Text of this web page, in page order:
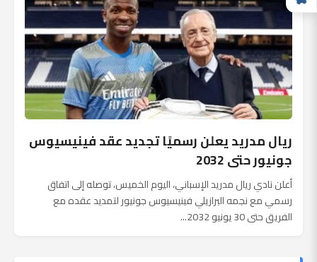
ريال مدريد يعلن رسميًا تجديد عقد فينيسيوس
جونيور حتى 2032
أعلن نادي ريال مدريد الإسباني، اليوم الخميس، توصله إلى اتفاق
رسمي مع نجمه البرازيلي فينيسيوس جونيور لتمديد عقده مع
الفريق حتى 30 يونيو 2032...